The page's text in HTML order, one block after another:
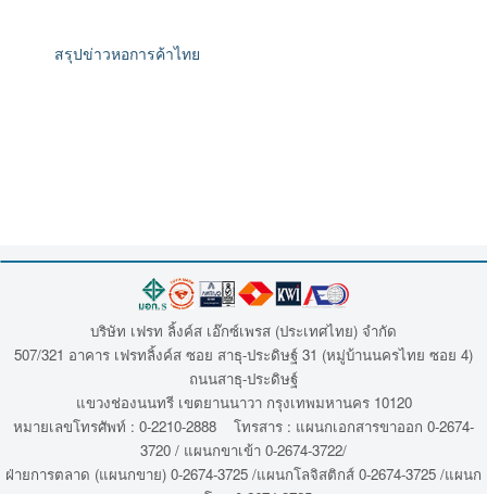
สรุปข่าวหอการค้าไทย
บริษัท เฟรท ลิ้งค์ส เอ๊กซ์เพรส (ประเทศไทย) จำกัด
507/321 อาคาร เฟรทลิ้งค์ส ซอย สาธุ-ประดิษฐ์ 31 (หมู่บ้านนครไทย ซอย 4)
ถนนสาธุ-ประดิษฐ์
แขวงช่องนนทรี เขตยานนาวา กรุงเทพมหานคร 10120
หมายเลขโทรศัพท์ : 0-2210-2888 โทรสาร : แผนกเอกสารขาออก 0-2674-
3720 / แผนกขาเข้า 0-2674-3722/
ฝ่ายการตลาด (แผนกขาย) 0-2674-3725 /แผนกโลจิสติกส์ 0-2674-3725 /แผนก